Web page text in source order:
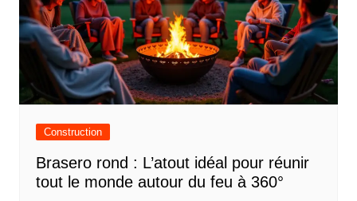
Construction
Brasero rond : L’atout idéal pour réunir
tout le monde autour du feu à 360°